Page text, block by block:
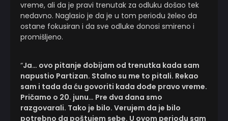
vreme, ali da je pravi trenutak za odluku došao tek
nedavno. Naglasio je da je u tom periodu želeo da
ostane fokusiran i da sve odluke donosi smireno i
promišljeno.
“Ja… ovo pitanje dobijam od trenutka kada sam
napustio Partizan. Stalno su me to pitali. Rekao
sam i tada da ću govoriti kada dođe pravo vreme.
Pričamo o 20. junu… Pre dva dana smo
razgovarali. Tako je bilo. Verujem da je bilo
potrebno da poštujem sebe. U ovom periodu sam